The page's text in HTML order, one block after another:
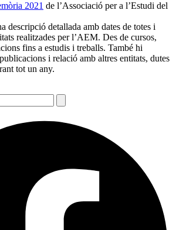
2021 de l’Associació per a l’Estudi del
descripció detallada amb dates de totes i
realitzades per l’AEM. Des de cursos,
fins a estudis i treballs. També hi
i relació amb altres entitats, dutes
tot un any.